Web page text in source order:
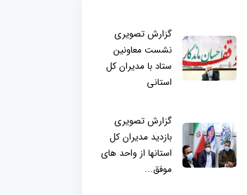
گزارش تصویری
نشست معاونین
ستاد با مدیران کل
استانی
گزارش تصویری
بازدید مدیران کل
استانها از واحد های
موفق...